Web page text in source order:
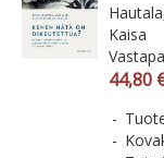
Kaisa
44,80